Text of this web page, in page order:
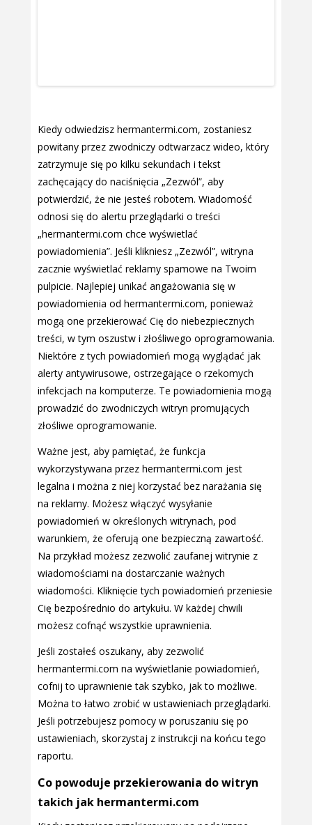
Kiedy odwiedzisz hermantermi.com, zostaniesz
powitany przez zwodniczy odtwarzacz wideo, który
zatrzymuje się po kilku sekundach i tekst
zachęcający do naciśnięcia „Zezwól”, aby
potwierdzić, że nie jesteś robotem. Wiadomość
odnosi się do alertu przeglądarki o treści
„hermantermi.com chce wyświetlać
powiadomienia”. Jeśli klikniesz „Zezwól”, witryna
zacznie wyświetlać reklamy spamowe na Twoim
pulpicie. Najlepiej unikać angażowania się w
powiadomienia od hermantermi.com, ponieważ
mogą one przekierować Cię do niebezpiecznych
treści, w tym oszustw i złośliwego oprogramowania.
Niektóre z tych powiadomień mogą wyglądać jak
alerty antywirusowe, ostrzegające o rzekomych
infekcjach na komputerze. Te powiadomienia mogą
prowadzić do zwodniczych witryn promujących
złośliwe oprogramowanie.
Ważne jest, aby pamiętać, że funkcja
wykorzystywana przez hermantermi.com jest
legalna i można z niej korzystać bez narażania się
na reklamy. Możesz włączyć wysyłanie
powiadomień w określonych witrynach, pod
warunkiem, że oferują one bezpieczną zawartość.
Na przykład możesz zezwolić zaufanej witrynie z
wiadomościami na dostarczanie ważnych
wiadomości. Kliknięcie tych powiadomień przeniesie
Cię bezpośrednio do artykułu. W każdej chwili
możesz cofnąć wszystkie uprawnienia.
Jeśli zostałeś oszukany, aby zezwolić
hermantermi.com na wyświetlanie powiadomień,
cofnij to uprawnienie tak szybko, jak to możliwe.
Można to łatwo zrobić w ustawieniach przeglądarki.
Jeśli potrzebujesz pomocy w poruszaniu się po
ustawieniach, skorzystaj z instrukcji na końcu tego
raportu.
Co powoduje przekierowania do witryn
takich jak hermantermi.com